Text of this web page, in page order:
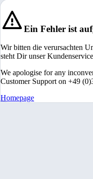
Ein Fehler ist
Wir bitten die verursachten
steht Dir unser
We apologise for any
Customer Support on +49
Homepage